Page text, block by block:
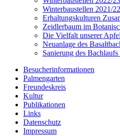
Winterbaustellen 2021/22
Erhaltungskulturen
Zeidlerbaum im
Die Vielfalt unserer
Neuanlage des
Sanierung des
Besucherinformationen
Palmengarten
Freundeskreis
Kultur
Publikationen
Links
Datenschutz
Impressum